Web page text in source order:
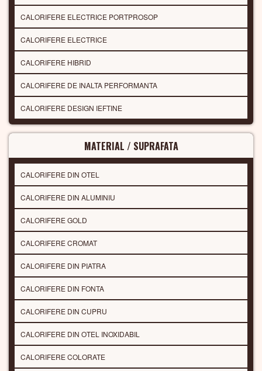
CALORIFERE ELECTRICE PORTPROSOP
CALORIFERE ELECTRICE
CALORIFERE HIBRID
CALORIFERE DE INALTA PERFORMANTA
CALORIFERE DESIGN IEFTINE
MATERIAL / SUPRAFATA
CALORIFERE DIN OTEL
CALORIFERE DIN ALUMINIU
CALORIFERE GOLD
CALORIFERE CROMAT
CALORIFERE DIN PIATRA
CALORIFERE DIN FONTA
CALORIFERE DIN CUPRU
CALORIFERE DIN OTEL INOXIDABIL
CALORIFERE COLORATE